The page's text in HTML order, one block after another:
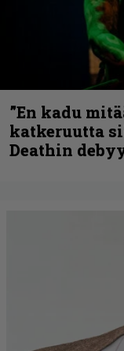
”En kadu
katkeruutta
Deathin